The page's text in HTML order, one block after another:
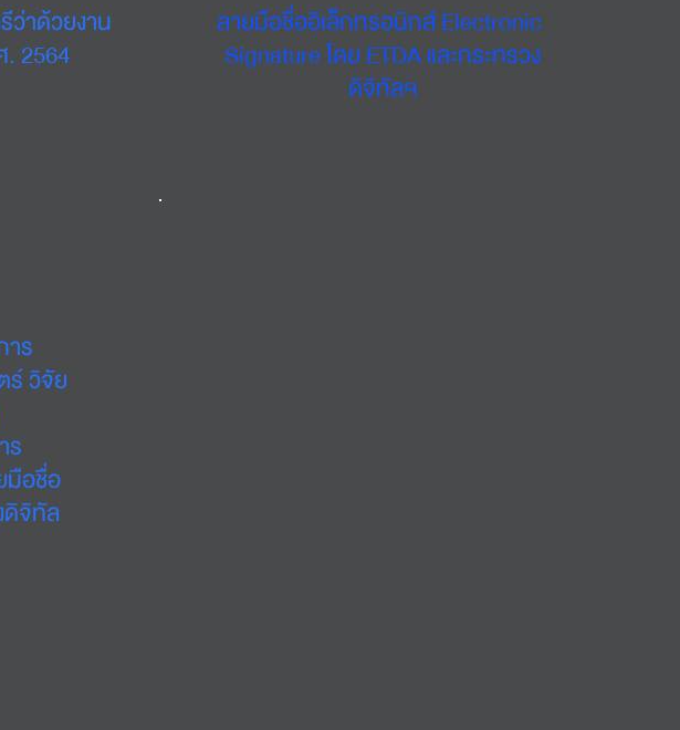
ว่าด้วยงาน
2564
ลายมือชื่ออิเล็กทรอนิกส์ Electronic
Signature โดย ETDA และกระทรวง
ดิจิทัลฯ
าร
วิจัย
ร
มือชื่อ
ดิจิทัล